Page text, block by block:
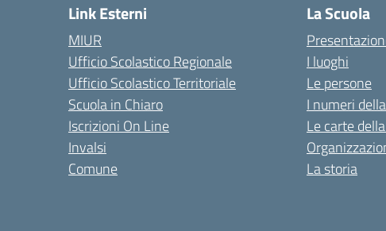
Link Esterni
MIUR
Ufficio Scolastico Regionale
Ufficio Scolastico Territoriale
Scuola in Chiaro
Iscrizioni On Line
Invalsi
Comune
La Scuola
I luoghi
Le persone
I numeri
Le carte
La storia